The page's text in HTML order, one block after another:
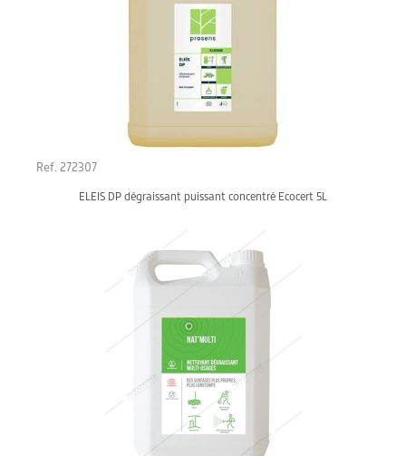
Ref. 272307
ELEIS DP dégraissant puissant concentré Ecocert 5L